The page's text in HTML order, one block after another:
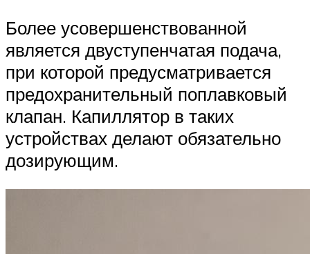
Более усовершенствованной
является двуступенчатая подача,
при которой предусматривается
предохранительный поплавковый
клапан. Капиллятор в таких
устройствах делают обязательно
дозирующим.